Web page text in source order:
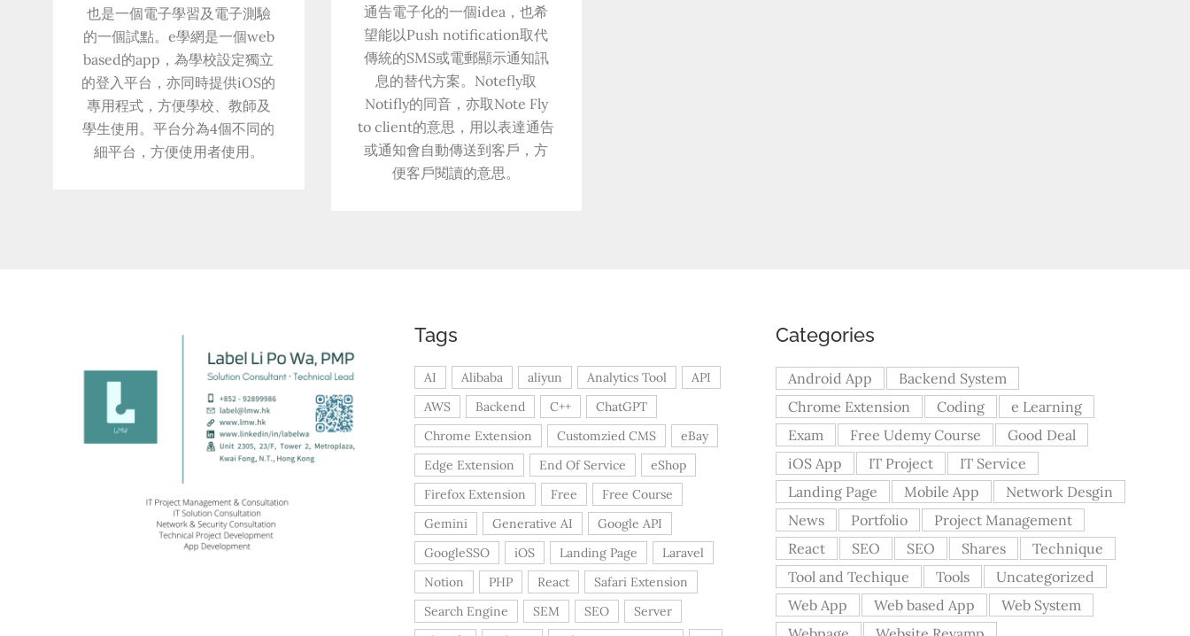
也是一個電子學習及電子測驗
的一個試點。e學網是一個web
based的app，為學校設定獨立
的登入平台，亦同時提供iOS的
專用程式，方便學校、教師及
學生使用。平台分為4個不同的
細平台，方便使用者使用。
通告電子化的一個idea，也希
望能以Push notification取代
傳統的SMS或電郵顯示通知訊
息的替代方案。Notefly取
Notifly的同音，亦取Note Fly
to client的意思，用以表達通告
或通知會自動傳送到客戶，方
便客戶閱讀的意思。
Tags
AI Alibaba aliyun Analytics Tool
API
AWS
Backend C++
ChatGPT
Chrome Extension
Customzied CMS
eBay
Edge Extension
End Of Service
eShop
Firefox Extension
Free
Free Course
Gemini
Generative AI
Google API
GoogleSSO
iOS Landing Page
Laravel
Notion
PHP React
Safari Extension
Search Engine
SEM SEO
Server
Categories
Android App
Backend System
Chrome Extension
Coding
e Learning
Exam
Free Udemy Course
Good Deal
iOS App
IT Project
IT Service
Landing Page
Mobile App
Network Desgin
News
Portfolio
Project Management
React
SEO SEO Shares
Technique
Tool and Techique
Tools
Uncategorized
Web App
Web based App
Web System